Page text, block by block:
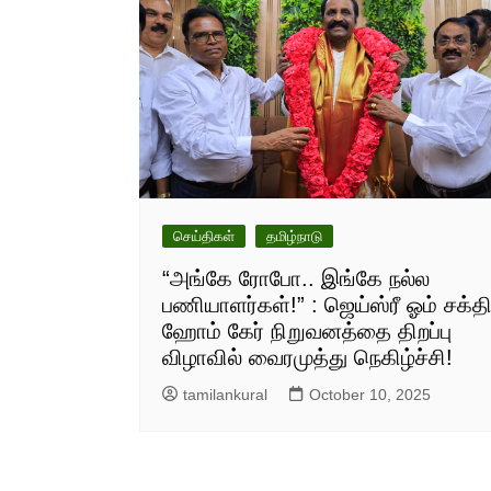
செய்திகள் தமிழ்நாடு
“அங்கே ரோபோ.. இங்கே நல்ல
பணியாளர்கள்!” : ஜெய்ஸ்ரீ ஓம் சக்தி
ஹோம் கேர் நிறுவனத்தை திறப்பு
விழாவில் வைரமுத்து நெகிழ்ச்சி!
tamilankural October 10, 2025